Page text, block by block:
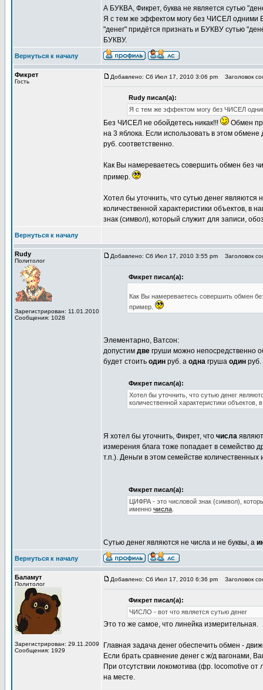
А БУКВА, Фикрет, буква не является сутью
Я с тем же эффектом могу без ЧИСЕЛ одними
"денег" придётся признать и БУКВУ сутью
БУКВУ.
Вернуться к началу
Фикрет
Гость
Добавлено: Сб Июл 17, 2010 3:06 pm Заголовок
Rudy писал(а):
Я с тем же эффектом могу без ЧИСЕЛ
Без ЧИСЕЛ не обойдетесь никак!!!
Обмен
на 3 яблока. Если использовать в этом обмене
руб. соответственно.
Как Вы намереваетесь совершить обмен без
пример.
Хотел бы уточнить, что сутью денег
количественной характеристики объектов, в
знак (символ), который служит для записи,
Вернуться к началу
Rudy
Политолог
Зарегистрирован: 11.01.2010
Сообщения: 1028
Добавлено: Сб Июл 17, 2010 3:55 pm Заголовок
Фикрет писал(а):
Как Вы намереваетесь совершить обмен
пример.
Элементарно, Ватсон:
допустим две груши можно непосредственно
будет стоить один руб. а одна груша один руб.
Фикрет писал(а):
Хотел бы уточнить, что сутью денег
количественной характеристики объектов,
Я хотел бы уточнить, Фикрет, что числа
измерения блага тоже попадает в семейство
т.п.). Деньги в этом семействе
Фикрет писал(а):
ЦИФРА - это числовой знак (символ),
именно числа
Сутью денег являются не числа и не буквы, а
Вернуться к началу
Баламут
Политолог
Зарегистрирован: 29.11.2009
Сообщения: 1929
Добавлено: Сб Июл 17, 2010 6:36 pm Заголовок
Фикрет писал(а):
ЧИСЛО - вот что является сутью денег
Это то же самое, что линейка измерительная.
Главная задача денег обеспечить обмен -
Если брать сравнение денег с ж/д вагонами,
При отсутствии локомотива (фр. locomotive
на месте.